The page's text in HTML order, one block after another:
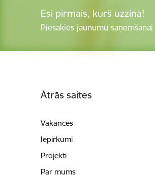
Esi pirmais, kurš uzzina!
Piesakies jaunumu saņemšanai
Ātrās saites
Vakances
Iepirkumi
Projekti
Par mums